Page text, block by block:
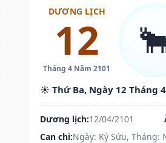
DƯƠNG LỊCH
12
Tháng 4 Năm 2101
☀️ Thứ Ba, Ngày 12 Tháng
Dương lịch:12/04/2101
Can chi:Ngày: Kỷ Sửu, Tháng: